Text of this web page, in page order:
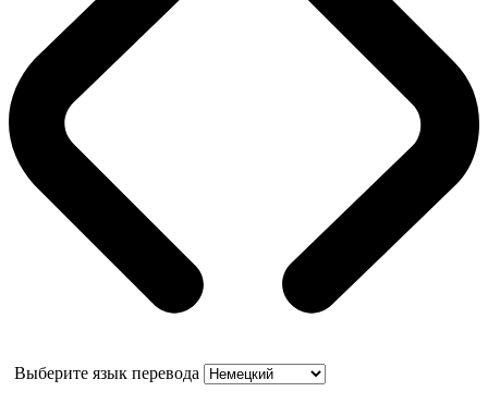
Выберите язык перевода